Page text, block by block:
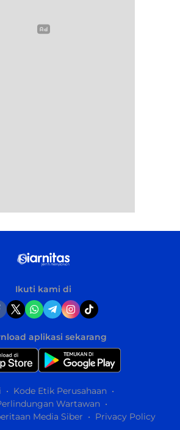
Ikuti kami di
aplikasi sekarang
Kode Etik Perusahaan
Wartawan
Media Siber
Privacy Policy